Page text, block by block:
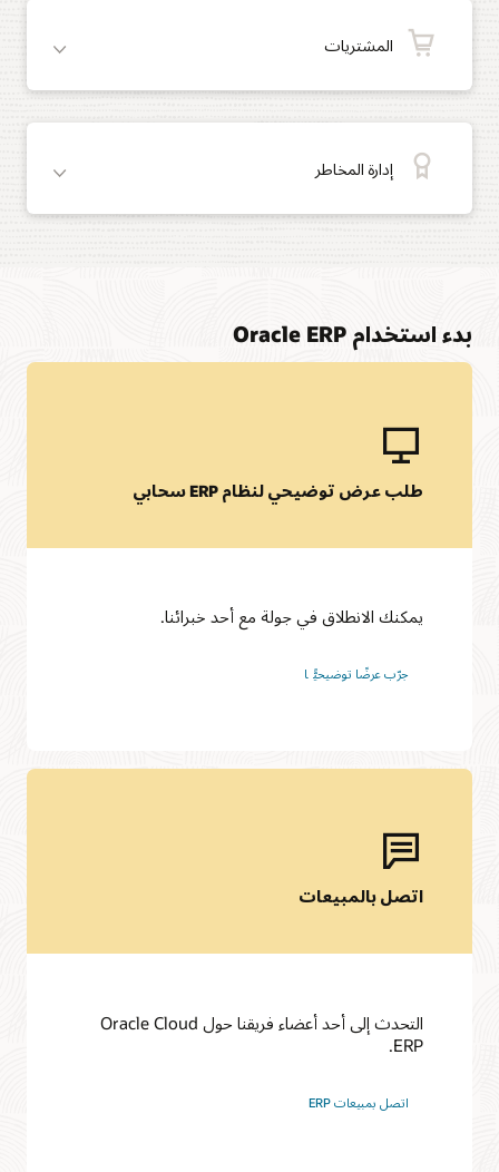
المشتريات
إدارة المخاطر
بدء استخدام Oracle ERP
طلب عرض توضيحي لنظام ERP سحابي
يمكنك الانطلاق في جولة مع أحد خبرائنا.
جرّب عرضًا توضيحيًّا
اتصل بالمبيعات
التحدث إلى أحد أعضاء فريقنا حول Oracle Cloud
ERP.
اتصل بمبيعات ERP